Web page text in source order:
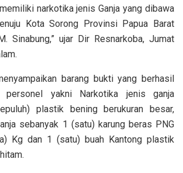
narkotika jenis Ganja yang dibawa
Kota Sorong Provinsi Papua Barat
Sinabung,” ujar Dir Resnarkoba, Jumat
barang bukti yang berhasil
personel yakni Narkotika jenis ganja
plastik bening berukuran besar,
sebanyak 1 (satu) karung beras PNG
Kg dan 1 (satu) buah Kantong plastik